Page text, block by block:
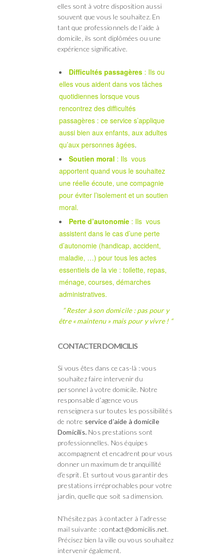
elles sont à votre disposition aussi
souvent que vous le souhaitez. En
tant que professionnels de l’aide à
domicile, ils sont diplômées ou une
expérience significative.
Difficultés passagères : Ils ou
elles vous aident dans vos tâches
quotidiennes lorsque vous
rencontrez des difficultés
passagères : ce service s’applique
aussi bien aux enfants, aux adultes
qu’aux personnes âgées.
Soutien moral : Ils vous
apportent quand vous le souhaitez
une réelle écoute, une compagnie
pour éviter l’isolement et un soutien
moral.
Perte d’autonomie : Ils vous
assistent dans le cas d’une perte
d’autonomie (handicap, accident,
maladie, …) pour tous les actes
essentiels de la vie : toilette, repas,
ménage, courses, démarches
administratives.
” Rester à son domicile : pas pour y
être « maintenu » mais pour y vivre ! “
CONTACTER DOMICILIS
Si vous êtes dans ce cas-là : vous
souhaitez faire intervenir du
personnel à votre domicile. Notre
responsable d’agence vous
renseignera sur toutes les possibilités
de notre service d’aide à domicile
Domicilis. Nos prestations sont
professionnelles. Nos équipes
accompagnent et encadrent pour vous
donner un maximum de tranquillité
d’esprit. Et surtout vous garantir des
prestations irréprochables pour votre
jardin, quelle que soit sa dimension.
N’hésitez pas à contacter à l’adresse
mail suivante :contact@domicilis.net.
Précisez bien la ville ou vous souhaitez
intervenir également.